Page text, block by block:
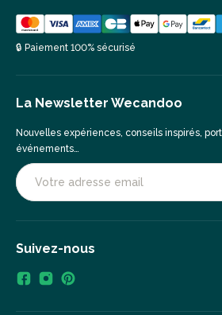
🔒 Paiement 100% sécurisé
La Newsletter Wecandoo
Nouvelles expériences, conseils inspirés,
événements…
Suivez-nous